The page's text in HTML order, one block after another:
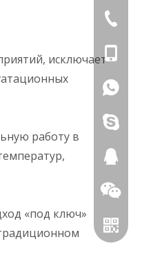
исключает
работу в
«под ключ»
+86-